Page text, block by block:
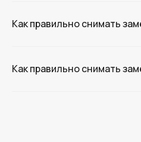
Как правильно снимать
Как правильно снимать